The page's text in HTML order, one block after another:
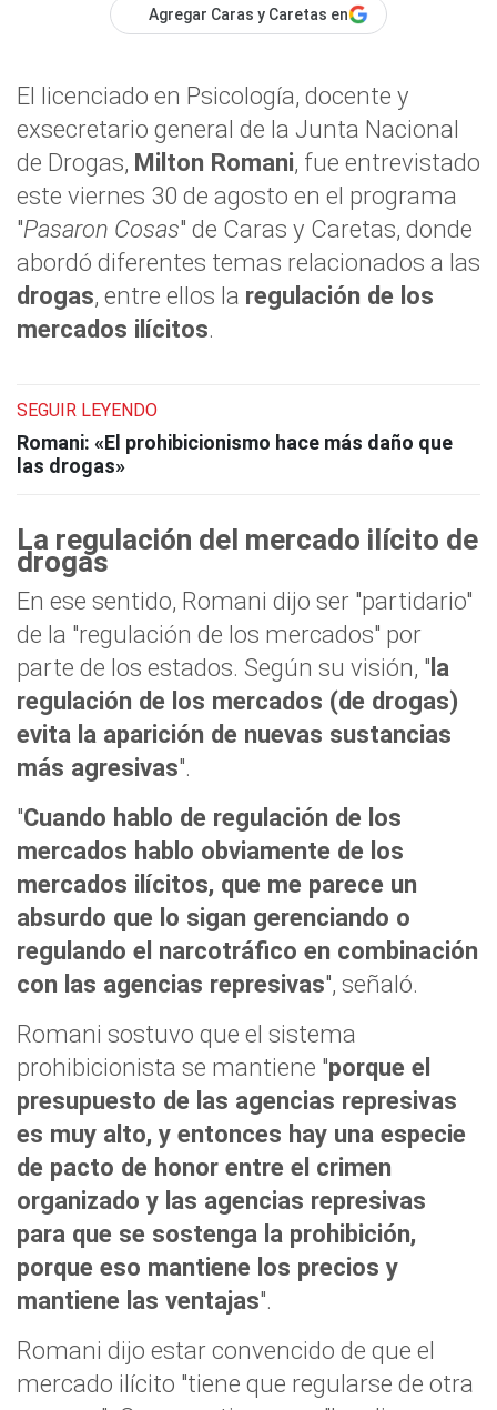
Agregar Caras y Caretas en
El licenciado en Psicología, docente y
exsecretario general de la Junta Nacional
de Drogas, Milton Romani, fue entrevistado
este viernes 30 de agosto en el programa
"Pasaron Cosas" de Caras y Caretas, donde
abordó diferentes temas relacionados a las
drogas, entre ellos la regulación de los
mercados ilícitos.
SEGUIR LEYENDO
Romani: «El prohibicionismo hace más daño que
las drogas»
La regulación del mercado ilícito de
drogas
En ese sentido, Romani dijo ser "partidario"
de la "regulación de los mercados" por
parte de los estados. Según su visión, "la
regulación de los mercados (de drogas)
evita la aparición de nuevas sustancias
más agresivas".
"Cuando hablo de regulación de los
mercados hablo obviamente de los
mercados ilícitos, que me parece un
absurdo que lo sigan gerenciando o
regulando el narcotráfico en combinación
con las agencias represivas", señaló.
Romani sostuvo que el sistema
prohibicionista se mantiene "porque el
presupuesto de las agencias represivas
es muy alto, y entonces hay una especie
de pacto de honor entre el crimen
organizado y las agencias represivas
para que se sostenga la prohibición,
porque eso mantiene los precios y
mantiene las ventajas".
Romani dijo estar convencido de que el
mercado ilícito "tiene que regularse de otra